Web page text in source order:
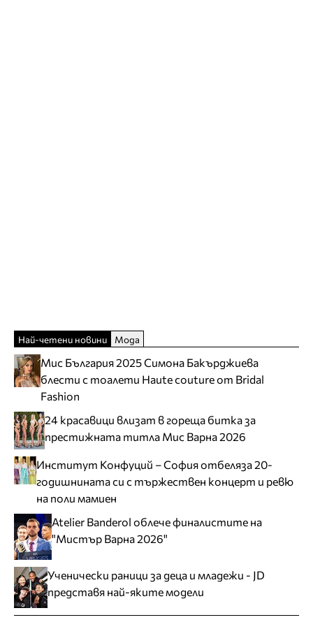
Най-четени новини Мода
Мис България 2025 Симона Бакърджиева
блести с тоалети Haute couture от Bridal
Fashion
24 красавици влизат в гореща битка за
престижната титла Мис Варна 2026
Институт Конфуций – София отбеляза 20-
годишнината си с тържествен концерт и ревю
на поли мамиен
Atelier Banderol облече финалистите на
"Мистър Варна 2026"
Ученически раници за деца и младежи - JD
представя най-яките модели